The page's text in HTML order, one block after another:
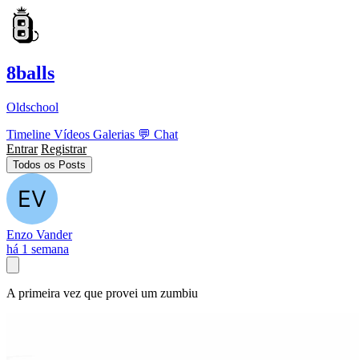
8balls
Oldschool
Timeline Vídeos Galerias 💬 Chat
Entrar Registrar
Todos os Posts
Enzo Vander
há 1 semana
A primeira vez que provei um zumbiu